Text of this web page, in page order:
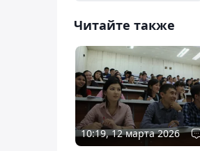
Читайте также
10:19, 12 марта 2026